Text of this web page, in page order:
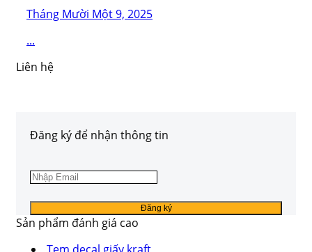
Tháng Mười Một 9, 2025
...
Liên hệ
Đăng ký để nhận thông tin
Sản phẩm đánh giá cao
Tem decal giấy kraft